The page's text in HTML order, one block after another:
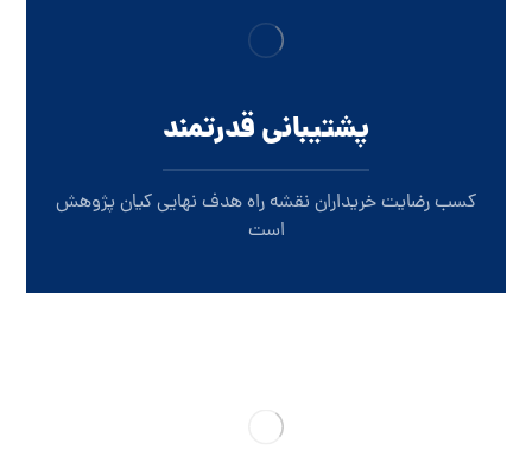
پشتیبانی قدرتمند
کسب رضایت خریداران نقشه راه هدف نهایی کیان پژوهش
است